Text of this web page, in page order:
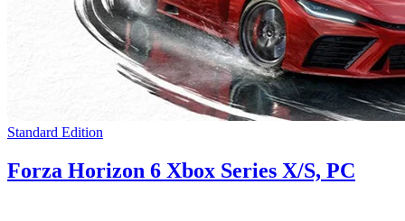
Standard Edition
Forza Horizon 6 Xbox Series X/S, PC